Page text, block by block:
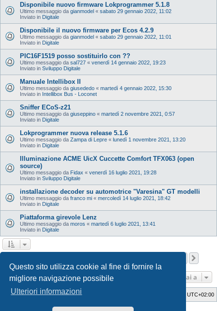
Questo sito utilizza cookie al fine di fornire la
migliore navigazione possibile
Ulteriori informazioni
Disponibile nuovo firmware Lokprogrammer 5.1.8
Ultimo messaggio da gianmodel « sabato 29 gennaio 2022, 11:02
Inviato in Digitale
Disponibile il nuovo firmware per Ecos 4.2.9
Ultimo messaggio da gianmodel « sabato 29 gennaio 2022, 11:01
Inviato in Digitale
PIC16F1519 posso sostituirlo con ??
Ultimo messaggio da sal727 « venerdì 14 gennaio 2022, 19:23
Inviato in Sviluppo Digitale
Manuale Intellibox II
Ultimo messaggio da giusededo « martedì 4 gennaio 2022, 15:30
Inviato in Intellibox Bus - Loconet
Sniffer ECoS-z21
Ultimo messaggio da giuseppino « martedì 2 novembre 2021, 0:57
Inviato in Digitale
Lokprogrammer nuova release 5.1.6
Ultimo messaggio da Zampa di Lepre « lunedì 1 novembre 2021, 13:20
Inviato in Digitale
Illuminazione ACME UicX Cuccette Comfort TFX063 (open
source)
Ultimo messaggio da Fidax « venerdì 16 luglio 2021, 19:28
Inviato in Sviluppo Digitale
installazione decoder su automotrice "Varesina" GT modelli
Ultimo messaggio da franco mi « mercoledì 14 luglio 2021, 18:42
Inviato in Digitale
Piattaforma girevole Lenz
Ultimo messaggio da moros « martedì 6 luglio 2021, 13:41
Inviato in Digitale
Vai a
Indice UTC+02:00
GTA game